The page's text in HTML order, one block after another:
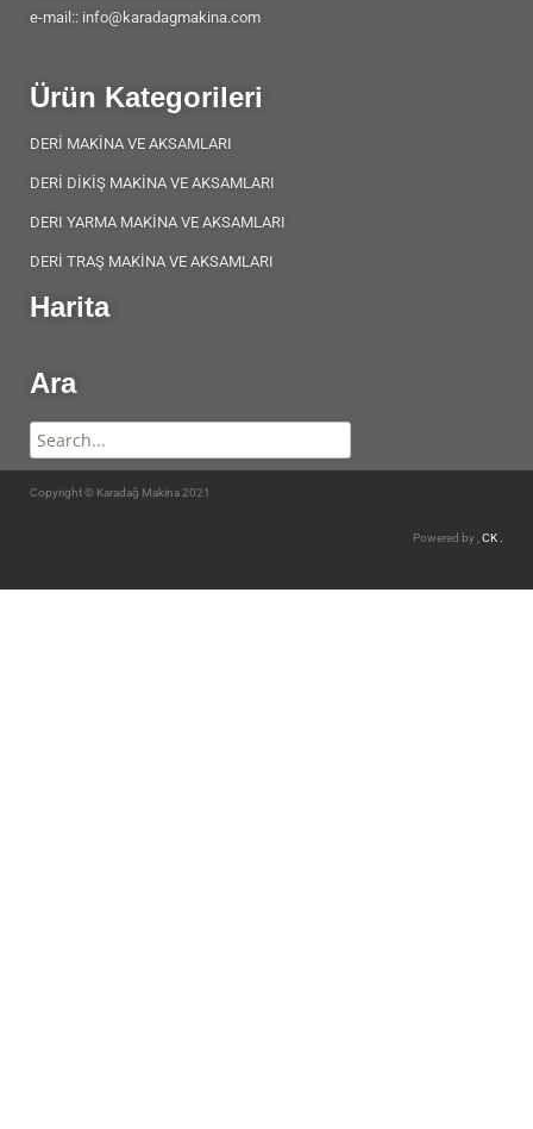
e-mail:: info@karadagmakina.com
Ürün Kategorileri
DERİ MAKİNA VE AKSAMLARI
DERİ DİKİŞ MAKİNA VE AKSAMLARI
DERI YARMA MAKİNA VE AKSAMLARI
DERİ TRAŞ MAKİNA VE AKSAMLARI
Harita
Ara
Copyright © Karadağ Makina 2021
Powered by , CK .